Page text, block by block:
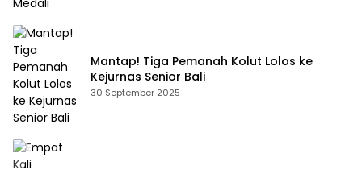
Mantap! Tiga Pemanah Kolut Lolos ke
Kejurnas Senior Bali
30 September 2025